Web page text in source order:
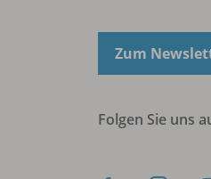
Zum
Folgen Sie uns